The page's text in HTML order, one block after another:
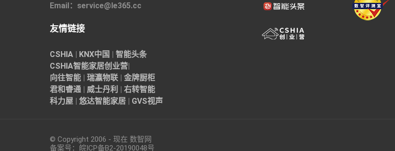
Email：service@le365.cc
友情链接
CSHIA | KNX中国 | 智能头条
CSHIA智能家居创业营|
向往智能 | 瑞瀛物联 | 金牌厨柜
君和睿通 | 威士丹利 | 右转智能
科力屋 | 悠达智能家居 | GVS视声
© Copyright 2006 - 现在 数智网
备案号： 皖ICP备B2-20190048号